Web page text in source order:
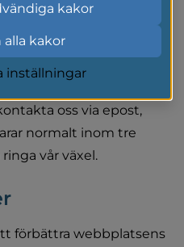
du inte kan
webbplatsen?
gnosjo.se som inte är
normalt inom tre
vår växel.
förbättra webbplatsens
kakor
alla kakor
inställningar